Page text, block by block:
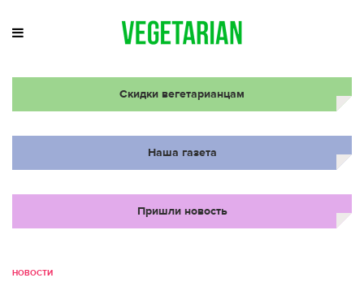
Скидки вегетарианцам
Наша газета
Пришли новость
НОВОСТИ